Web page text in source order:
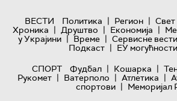
ВЕСТИ Политика | Регион | Свет
Хроника | Друштво | Економија |
у Украјини | Време | Сервисне вести
Подкаст | ЕУ
СПОРТ
Фудбал | Кошарка |
Рукомет | Ватерполо | Атлетика |
спортови | Меморијал